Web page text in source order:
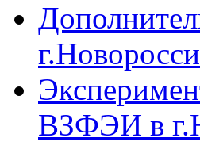
ВЗФЭИ в